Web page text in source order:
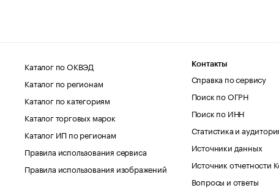
Каталог по ОКВЭД
Каталог по регионам
Каталог по категориям
Каталог торговых марок
Каталог ИП по регионам
Правила использования сервиса
Правила использования изображений
Контакты
Справка по сервису
Поиск по ОГРН
Поиск по ИНН
Статистика и
Источники данных
Источник отчетности
Вопросы и ответы